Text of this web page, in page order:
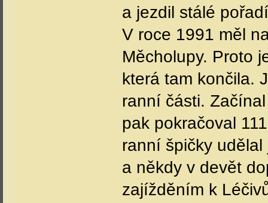
a jezdil stálé
V roce 1991 měl
Měcholupy. Proto
která tam končila.
ranní části.
pak pokračoval
ranní špičky
a někdy v devět
zajížděním k